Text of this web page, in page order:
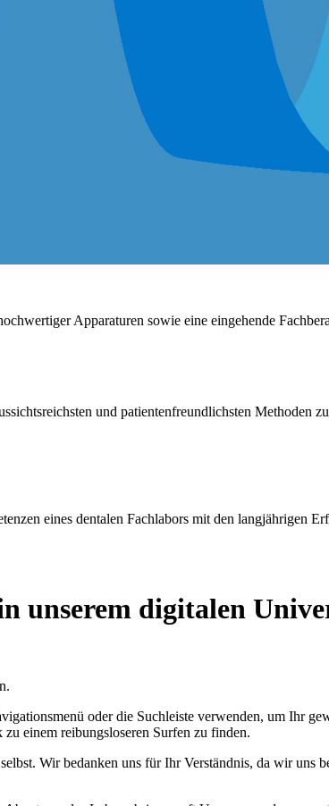
Apparaturen sowie eine eingehende
und patientenfreundlichsten Methoden
eines dentalen Fachlabors mit den langjährigen
unserem digitalen
oder die Suchleiste verwenden, um Ihr
einem reibungsloseren Surfen zu finden.
Wir bedanken uns für Ihr Verständnis, da wir uns